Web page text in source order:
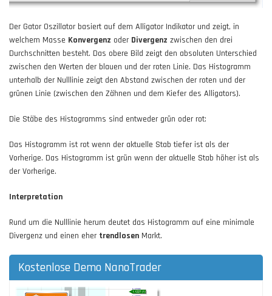
Der Gator Oszillator basiert auf dem Alligator Indikator und zeigt, in
welchem Masse Konvergenz oder Divergenz zwischen den drei
Durchschnitten besteht. Das obere Bild zeigt den absoluten Unterschied
zwischen den Werten der blauen und der roten Linie. Das Histogramm
unterhalb der Nulllinie zeigt den Abstand zwischen der roten und der
grünen Linie (zwischen den Zähnen und dem Kiefer des Alligators).
Die Stäbe des Histogramms sind entweder grün oder rot:
Das Histogramm ist rot wenn der aktuelle Stab tiefer ist als der
Vorherige. Das Histogramm ist grün wenn der aktuelle Stab höher ist als
der Vorherige.
Interpretation
Rund um die Nulllinie herum deutet das Histogramm auf eine minimale
Divergenz und einen eher trendlosen Markt.
Kostenlose Demo NanoTrader